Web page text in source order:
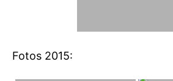
Fotos 2015: